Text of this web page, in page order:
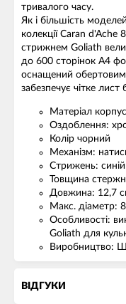
тривалого часу.
Як і більшість
колекції Caran d'Ache
стрижнем Goliath
до 600 сторінок A4
оснащений обертовим
забезпечує чітке лист
Матеріал
Оздоблення:
Колір чорний
Механізм:
Стрижень: синій
Товщина
Довжина: 12,7
Макс. діаметр:
Особливості:
Goliath для
Виробництво:
ВІДГУКИ